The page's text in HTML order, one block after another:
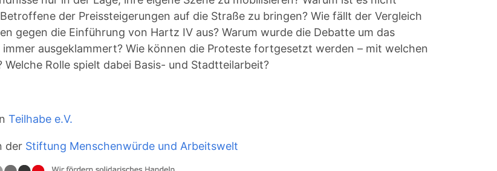
der Preissteigerungen auf die Straße zu bringen? Wie fällt der Vergleich
gegen die Einführung von Hartz IV aus? Warum wurde die Debatte um das
ausgeklammert? Wie können die Proteste fortgesetzt werden – mit welchen
Rolle spielt dabei Basis- und Stadtteilarbeit?
Teilhabe e.V.
der Stiftung Menschenwürde und Arbeitswelt